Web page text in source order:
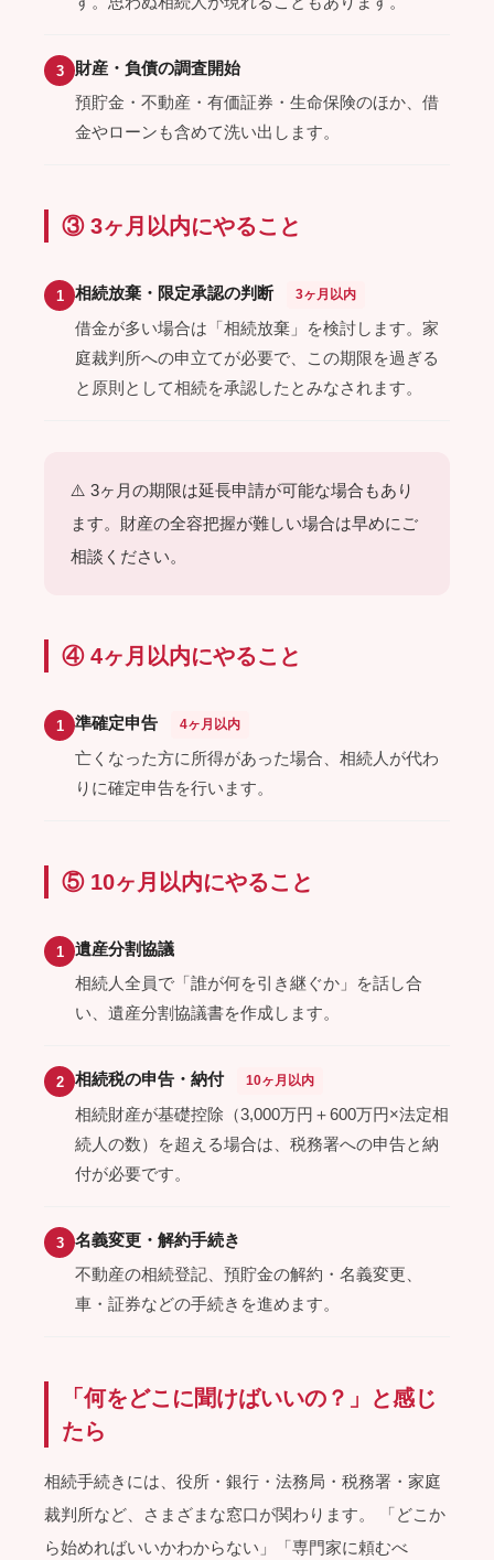
3
財産・負債の調査開始
預貯金・不動産・有価証券・生命保険のほか、借
金やローンも含めて洗い出します。
③ 3ヶ月以内にやること
1 相続放棄・限定承認の判断 3ヶ月以内
借金が多い場合は「相続放棄」を検討します。家
庭裁判所への申立てが必要で、この期限を過ぎる
と原則として相続を承認したとみなされます。
⚠️ 3ヶ月の期限は延長申請が可能な場合もあり
ます。財産の全容把握が難しい場合は早めにご
相談ください。
④ 4ヶ月以内にやること
1 準確定申告 4ヶ月以内
亡くなった方に所得があった場合、相続人が代わ
りに確定申告を行います。
⑤ 10ヶ月以内にやること
1
遺産分割協議
相続人全員で「誰が何を引き継ぐか」を話し合
い、遺産分割協議書を作成します。
2 相続税の申告・納付 10ヶ月以内
相続財産が基礎控除（3,000万円＋600万円×法定相
続人の数）を超える場合は、税務署への申告と納
付が必要です。
3
名義変更・解約手続き
不動産の相続登記、預貯金の解約・名義変更、
車・証券などの手続きを進めます。
「何をどこに聞けばいいの？」と感じ
たら
相続手続きには、役所・銀行・法務局・税務署・家庭
裁判所など、さまざまな窓口が関わります。 「どこか
ら始めればいいかわからない」「専門家に頼むべ